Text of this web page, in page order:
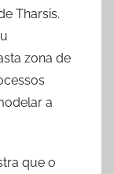
Tharsis.
zona de
a
que o